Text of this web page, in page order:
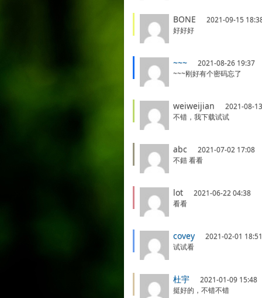
BONE
2021-09-15
好好好
~~~
2021-08-26 19:37
~~~刚好有个密码忘了
weiweijian
2021-08-
不错，我下载试试
abc
2021-07-02 17:08
不錯 看看
lot
2021-06-22 04:38
看看
covey
2021-02-01 18:51
试试看
杜宇
2021-01-09 15:48
挺好的，不错不错